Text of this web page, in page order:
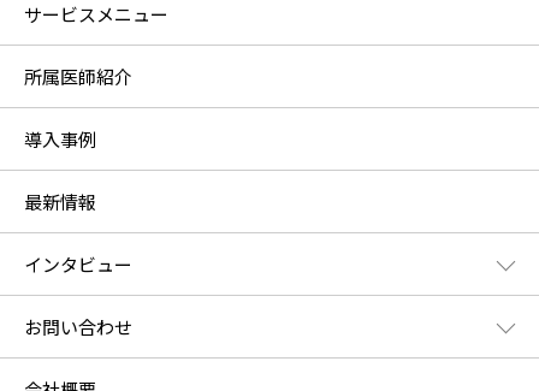
サービスメニュー
所属医師紹介
導入事例
最新情報
インタビュー
お問い合わせ